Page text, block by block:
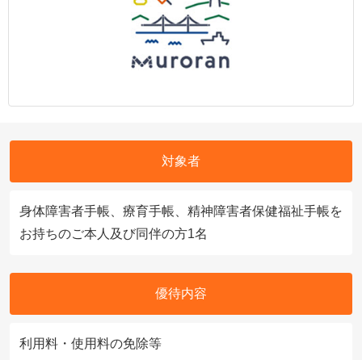
対象者
身体障害者手帳、療育手帳、精神障害者保健福祉手帳を
お持ちのご本人及び同伴の方1名
優待内容
利用料・使用料の免除等